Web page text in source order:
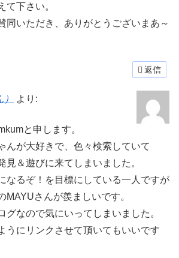
て下さい。
同いただき、ありがとうございまあ～
返信
より:
と申します。
んが大好きで、色々検索していて
見＆遊びに来てしまいました。
なるぞ！を目標にしている一人ですが
MAYUさんが羨ましいです。
グなので気にいってしまいました。
うにリンクさせて頂いてもいいです